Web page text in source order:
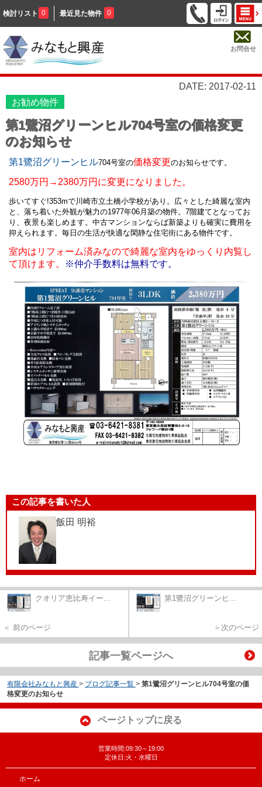
検討リスト 0 最近見た物件 0
お問合せ
DATE: 2017-02-11
お勧め物件
第1鷺沼グリーンヒル704号室の価格変更
のお知らせ
第1鷺沼グリーンヒル704号室の価格変更のお知らせです。
2580万円→2380万円に変更になりました。
歩いてすぐ!353mで川崎市立土橋小学校があり。広々とした綺麗な室内
と、落ち着いた外観が魅力の1977年06月築の物件。7階建てとなってお
り、夜景も楽しめます。中古マンションならば新築よりも確実に費用を
抑えられます。毎日の生活が快適な閑静な住宅街にある物件です。
室内はリフォーム済みなので綺麗な室内をゆっくり内覧し
て頂けます。
※仲介手数料は無料です。
この記事を書いた人
飯田 明裕
クオリア恵比寿イー...
＜ 前のページ
第1鷺沼グリーンヒ...
＞次のページ
記事一覧ページへ
有限会社みなもと興産 > ブログ記事一覧 > 第1鷺沼グリーンヒル704号室の価
格変更のお知らせ
ページトップに戻る
営業時間:09:30～19:00
定休日:火・水曜日
ホーム